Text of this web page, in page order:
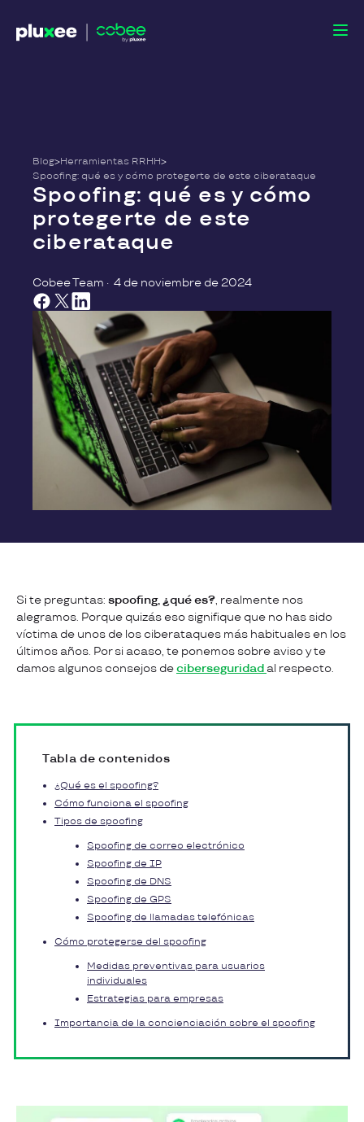
Spoofing: qué es y cómo
protegerte de este
ciberataque
Cobee Team · 4 de noviembre de 2024
Blog>Herramientas RRHH>
Spoofing: qué es y cómo protegerte de este ciberataque
Si te preguntas: spoofing, ¿qué es?, realmente nos
alegramos. Porque quizás eso signifique que no has sido
víctima de unos de los ciberataques más habituales en los
últimos años. Por si acaso, te ponemos sobre aviso y te
damos algunos consejos deciberseguridad al respecto.
Tabla de contenidos
¿Qué es el spoofing?
Cómo funciona el spoofing
Tipos de spoofing
Spoofing de correo electrónico
Spoofing de IP
Spoofing de DNS
Spoofing de GPS
Spoofing de llamadas telefónicas
Cómo protegerse del spoofing
Medidas preventivas para usuarios
individuales
Estrategias para empresas
Importancia de la concienciación sobre el spoofing